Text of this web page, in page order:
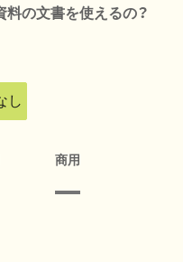
料の文書を使えるの？
し
商用